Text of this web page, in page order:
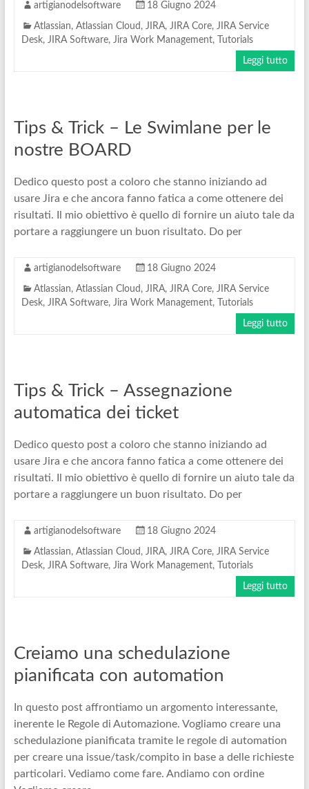
artigianodelsoftware 18 Giugno 2024
Atlassian, Atlassian Cloud , JIRA, JIRA Core, JIRA Service
Desk, JIRA Software, Jira Work Management, Tutorials
Leggi tutto
Tips & Trick – Le Swimlane per le
nostre BOARD
Dedico questo post a coloro che stanno iniziando ad
usare Jira e che ancora fanno fatica a come ottenere dei
risultati. Il mio obiettivo è quello di fornire un aiuto tale da
portare a raggiungere un buon risultato. Do per
artigianodelsoftware 18 Giugno 2024
Atlassian, Atlassian Cloud , JIRA, JIRA Core, JIRA Service
Desk, JIRA Software, Jira Work Management, Tutorials
Leggi tutto
Tips & Trick – Assegnazione
automatica dei ticket
Dedico questo post a coloro che stanno iniziando ad
usare Jira e che ancora fanno fatica a come ottenere dei
risultati. Il mio obiettivo è quello di fornire un aiuto tale da
portare a raggiungere un buon risultato. Do per
artigianodelsoftware 18 Giugno 2024
Atlassian, Atlassian Cloud , JIRA, JIRA Core, JIRA Service
Desk, JIRA Software, Jira Work Management, Tutorials
Leggi tutto
Creiamo una schedulazione
pianificata con automation
In questo post affrontiamo un argomento interessante,
inerente le Regole di Automazione. Vogliamo creare una
schedulazione pianificata tramite le regole di automation
per creare una issue/task/compito in base a delle richieste
particolari. Vediamo come fare. Andiamo con ordine